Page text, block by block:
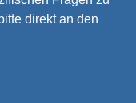
direkt an den